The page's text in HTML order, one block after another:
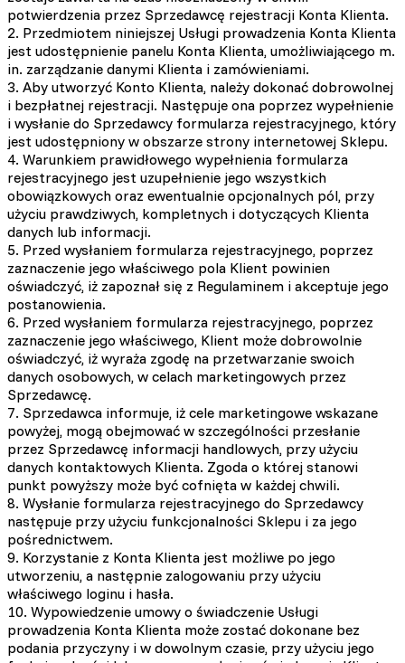
potwierdzenia przez Sprzedawcę rejestracji Konta Klienta.
2. Przedmiotem niniejszej Usługi prowadzenia Konta Klienta
jest udostępnienie panelu Konta Klienta, umożliwiającego m.
in. zarządzanie danymi Klienta i zamówieniami.
3. Aby utworzyć Konto Klienta, należy dokonać dobrowolnej
i bezpłatnej rejestracji. Następuje ona poprzez wypełnienie
i wysłanie do Sprzedawcy formularza rejestracyjnego, który
jest udostępniony w obszarze strony internetowej Sklepu.
4. Warunkiem prawidłowego wypełnienia formularza
rejestracyjnego jest uzupełnienie jego wszystkich
obowiązkowych oraz ewentualnie opcjonalnych pól, przy
użyciu prawdziwych, kompletnych i dotyczących Klienta
danych lub informacji.
5. Przed wysłaniem formularza rejestracyjnego, poprzez
zaznaczenie jego właściwego pola Klient powinien
oświadczyć, iż zapoznał się z Regulaminem i akceptuje jego
postanowienia.
6. Przed wysłaniem formularza rejestracyjnego, poprzez
zaznaczenie jego właściwego, Klient może dobrowolnie
oświadczyć, iż wyraża zgodę na przetwarzanie swoich
danych osobowych, w celach marketingowych przez
Sprzedawcę.
7. Sprzedawca informuje, iż cele marketingowe wskazane
powyżej, mogą obejmować w szczególności przesłanie
przez Sprzedawcę informacji handlowych, przy użyciu
danych kontaktowych Klienta. Zgoda o której stanowi
punkt powyższy może być cofnięta w każdej chwili.
8. Wysłanie formularza rejestracyjnego do Sprzedawcy
następuje przy użyciu funkcjonalności Sklepu i za jego
pośrednictwem.
9. Korzystanie z Konta Klienta jest możliwe po jego
utworzeniu, a następnie zalogowaniu przy użyciu
właściwego loginu i hasła.
10. Wypowiedzenie umowy o świadczenie Usługi
prowadzenia Konta Klienta może zostać dokonane bez
podania przyczyny i w dowolnym czasie, przy użyciu jego